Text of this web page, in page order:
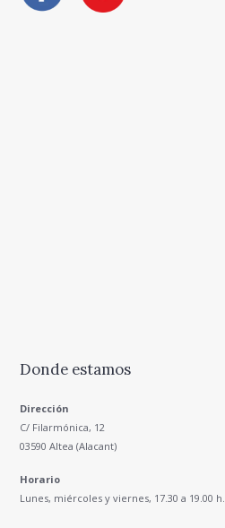
Donde estamos
Dirección
C/ Filarmónica, 12
03590 Altea (Alacant)
Horario
Lunes, miércoles y viernes, 17.30 a 19.00 h.